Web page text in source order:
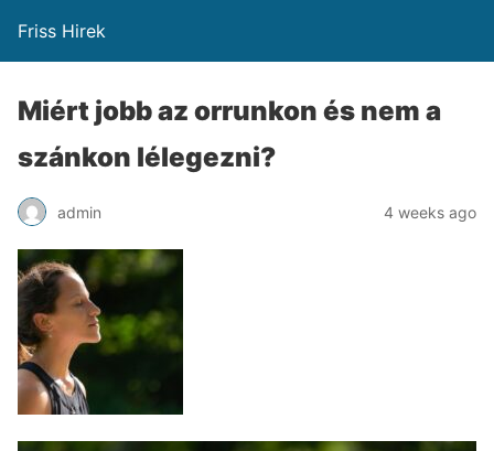
Friss Hirek
Miért jobb az orrunkon és nem a
szánkon lélegezni?
admin 4 weeks ago